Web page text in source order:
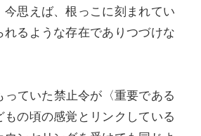
思えば、根っこに刻まれてい
るような存在でありつづけな
ていた禁止令が〈重要である
の頃の感覚とリンクしている